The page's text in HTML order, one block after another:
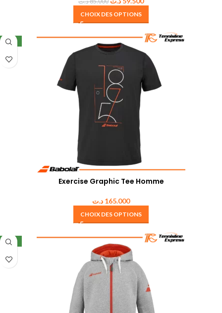
CHOIX DES OPTIONS
NEW
Exercise Graphic Tee Homme
165.000 د.ت
CHOIX DES OPTIONS
NEW